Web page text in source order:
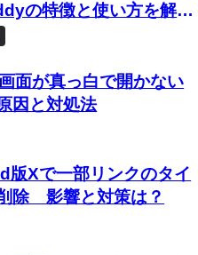
の特徴と使い方を解
コードでWebサイトを
面が真っ白で開かない
因と対処法
版Xで一部リンクのタイ
除 影響と対策は？